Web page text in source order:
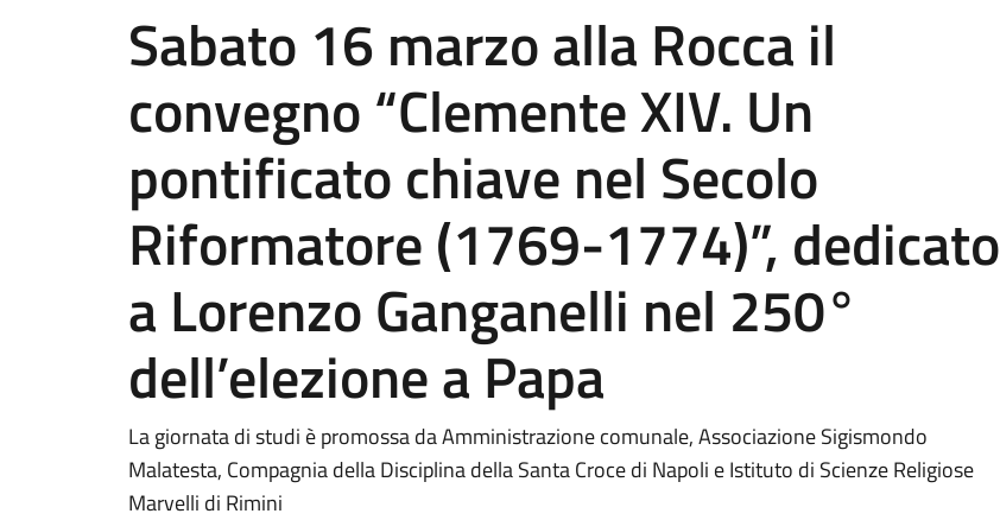
Sabato 16 marzo alla Rocca il
convegno “Clemente XIV. Un
pontificato chiave nel Secolo
Riformatore (1769-1774)”, dedicato
a Lorenzo Ganganelli nel 250°
dell’elezione a Papa
La giornata di studi è promossa da Amministrazione comunale, Associazione Sigismondo
Malatesta, Compagnia della Disciplina della Santa Croce di Napoli e Istituto di Scienze Religiose
Marvelli di Rimini